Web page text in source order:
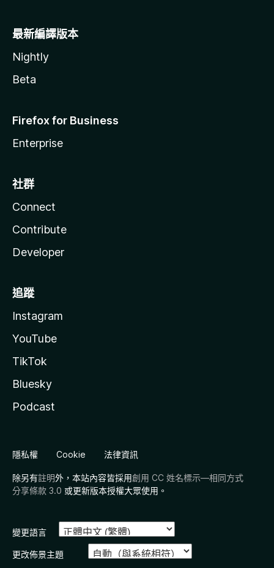
最新編譯版本
Nightly
Beta
Firefox for Business
Enterprise
社群
Connect
Contribute
Developer
追蹤
Instagram
YouTube
TikTok
Bluesky
Podcast
隱私權 Cookie 法律資訊
除另有註明外，本站內容皆採用創用 CC 姓名標示—相同方式
分享條款 3.0 或更新版本授權大眾使用。
變更語言
更改佈景主題